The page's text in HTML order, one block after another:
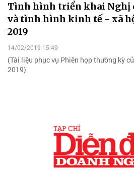
Tình hình triển khai Nghị
và tình hình kinh tế - xã
2019
14/02/2019 15:49
(Tài liệu phục vụ Phiên họp thường kỳ
2019)